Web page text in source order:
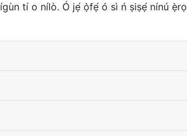
tí o nílò. Ó jẹ́ ọ̀fẹ́ ó sì ń ṣiṣẹ́ nínú ẹ̀rọ